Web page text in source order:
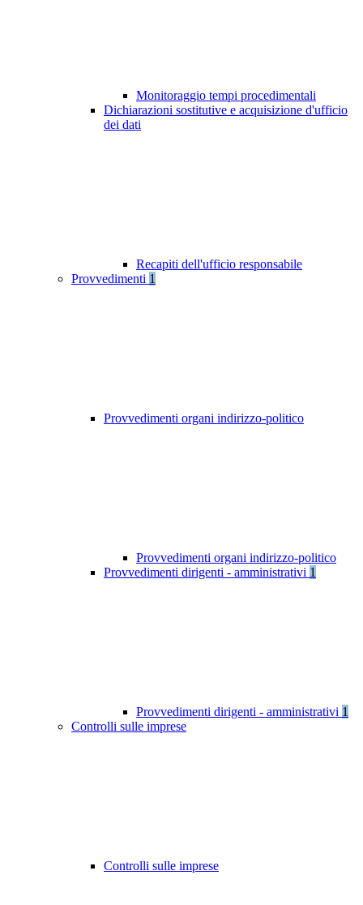
Monitoraggio tempi procedimentali
Dichiarazioni sostitutive e acquisizione d'ufficio
dei dati
Recapiti dell'ufficio responsabile
Provvedimenti 1
Provvedimenti organi indirizzo-politico
Provvedimenti organi indirizzo-politico
Provvedimenti dirigenti - amministrativi 1
Provvedimenti dirigenti - amministrativi 1
Controlli sulle imprese
Controlli sulle imprese